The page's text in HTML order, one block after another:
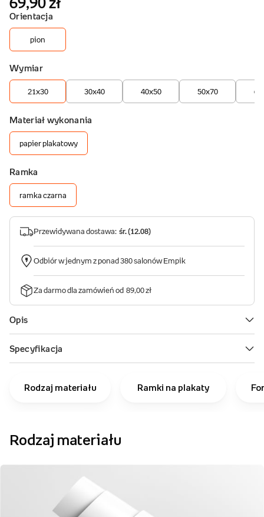
Rodzaj materiału Ramki na plakaty
Rodzaj materiału